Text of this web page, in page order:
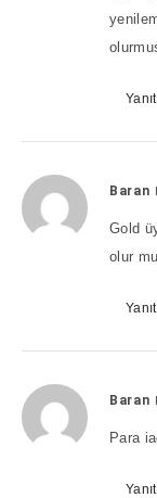
Baran
Gold
olur
Baran
Para